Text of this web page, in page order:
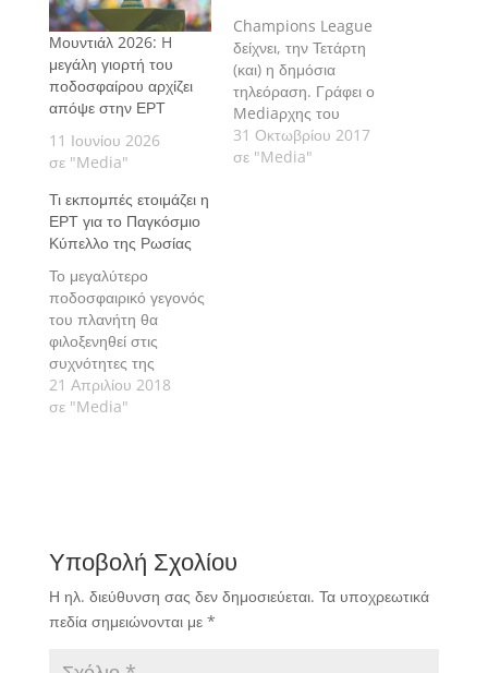
Μουντιάλ 2026: H
μεγάλη γιορτή του
ποδοσφαίρου αρχίζει
απόψε στην ΕΡΤ
11 Ιουνίου 2026
σε "Media"
Champions League
δείχνει, την Τετάρτη
(και) η δημόσια
τηλεόραση. Γράφει ο
Mediaρχης του
Sport24.gr, Νίκος
Μποζιονέλος.
31 Οκτωβρίου 2017
σε "Media"
Τι εκπομπές ετοιμάζει η
ΕΡΤ για το Παγκόσμιο
Κύπελλο της Ρωσίας
Το μεγαλύτερο
ποδοσφαιρικό γεγονός
του πλανήτη θα
φιλοξενηθεί στις
συχνότητες της
δημόσιας τηλεόρασης
που ξεκινά ειδικές
21 Απριλίου 2018
σε "Media"
Υποβολή Σχολίου
Η ηλ. διεύθυνση σας δεν δημοσιεύεται. Τα υποχρεωτικά
πεδία σημειώνονται με *